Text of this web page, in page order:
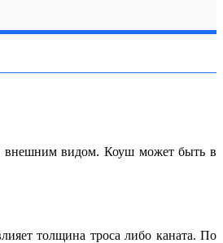
внешним видом. Коуш может быть в
толщина троса либо каната. По